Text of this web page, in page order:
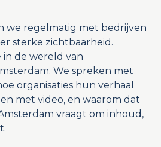
we regelmatig met bedrijven
sterke zichtbaarheid.
in de wereld van
We spreken met
organisaties hun verhaal
met video, en waarom dat
vraagt om inhoud,